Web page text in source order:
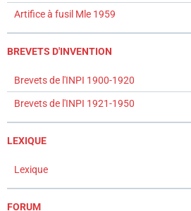
Artifice à fusil Mle 1959
BREVETS D'INVENTION
Brevets de l'INPI 1900-1920
Brevets de l'INPI 1921-1950
LEXIQUE
Lexique
FORUM